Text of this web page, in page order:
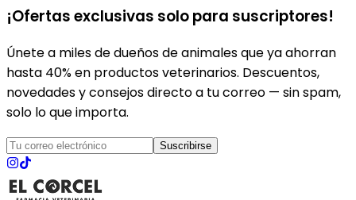
¡Ofertas exclusivas solo para suscriptores!
Únete a miles de dueños de animales que ya ahorran
hasta 40% en productos veterinarios. Descuentos,
novedades y consejos directo a tu correo — sin spam,
solo lo que importa.
Suscribirse